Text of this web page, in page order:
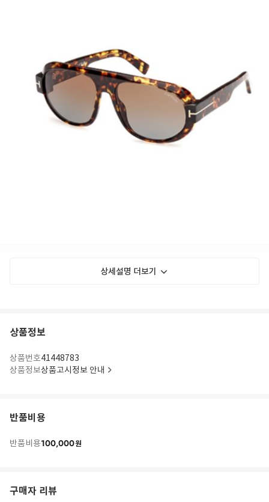
상세설명 더보기
상품정보
상품번호41448783
상품정보상품고시정보 안내
반품비용
반품비용100,000원
구매자 리뷰